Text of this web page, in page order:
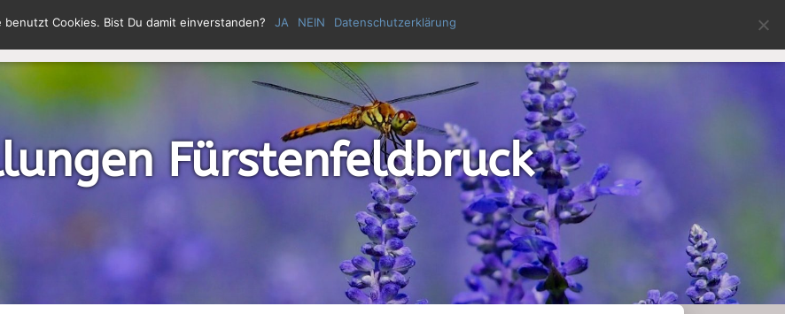
MEIN ANGEBOT FÜR SIE
Fürstenfeldbruck
benutzt Cookies. Bist Du damit einverstanden? JA NEIN Datenschutzerklärung